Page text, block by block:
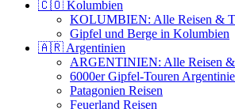
🇨🇴 Kolumbien
KOLUMBIEN: Alle Reisen &
Gipfel und Berge in Kolumbien
🇦🇷 Argentinien
ARGENTINIEN: Alle Reisen &
6000er Gipfel-Touren
Patagonien Reisen
Feuerland Reisen